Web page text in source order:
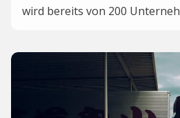
wird bereits von 200